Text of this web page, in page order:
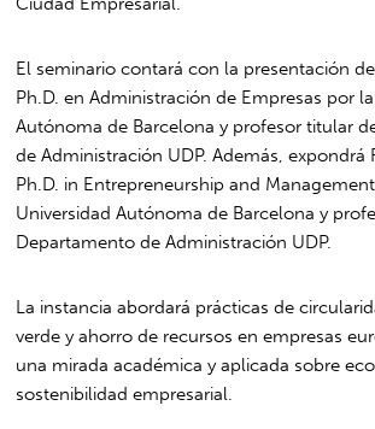
El seminario contará con la presentación
Ph.D. en Administración de Empresas por
Autónoma de Barcelona y profesor titular
de Administración UDP. Además, expondrá
Ph.D. in Entrepreneurship and
Universidad Autónoma de Barcelona y
Departamento de Administración UDP.
La instancia abordará prácticas de
verde y ahorro de recursos en empresas
una mirada académica y aplicada sobre
sostenibilidad empresarial.